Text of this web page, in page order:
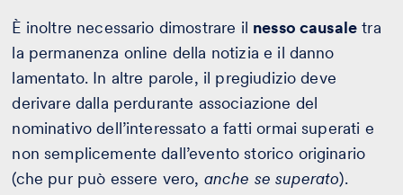
È inoltre necessario dimostrare il nesso causale tra
la permanenza online della notizia e il danno
lamentato. In altre parole, il pregiudizio deve
derivare dalla perdurante associazione del
nominativo dell’interessato a fatti ormai superati e
non semplicemente dall’evento storico originario
(che pur può essere vero, anche se superato).